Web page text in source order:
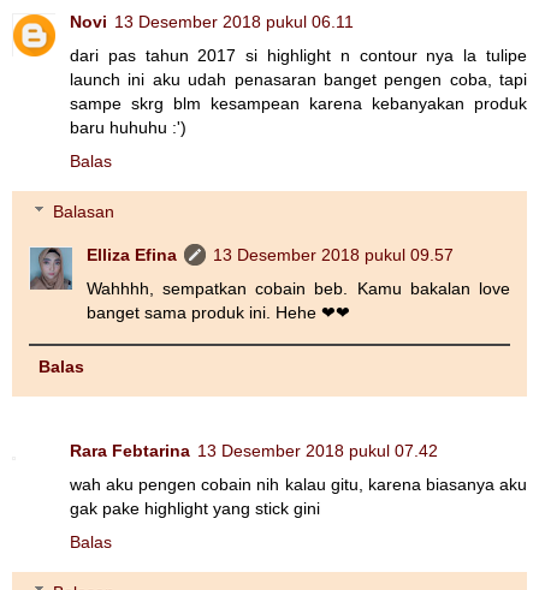
Novi 13 Desember 2018 pukul 06.11
dari pas tahun 2017 si highlight n contour nya la tulipe
launch ini aku udah penasaran banget pengen coba, tapi
sampe skrg blm kesampean karena kebanyakan produk
baru huhuhu :')
Balas
Balasan
Elliza Efina
13 Desember 2018 pukul 09.57
Wahhhh, sempatkan cobain beb. Kamu bakalan love
banget sama produk ini. Hehe ❤❤
Balas
Rara Febtarina 13 Desember 2018 pukul 07.42
wah aku pengen cobain nih kalau gitu, karena biasanya aku
gak pake highlight yang stick gini
Balas